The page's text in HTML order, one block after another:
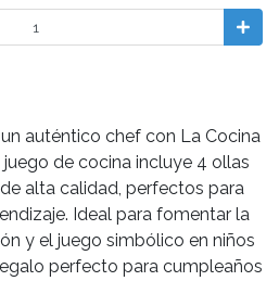
un auténtico chef con La Cocina
de cocina incluye 4 ollas
alta calidad, perfectos para
Ideal para fomentar la
y el juego simbólico en niños
perfecto para cumpleaños